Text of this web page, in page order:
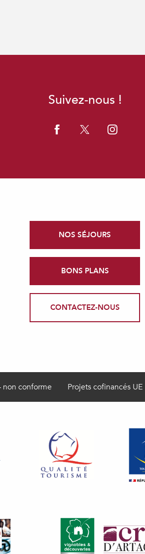
Suivez-nous !
NOS SÉJOURS
BONS PLANS
CONTACTEZ-NOUS
non conforme Projets cofinancés UE